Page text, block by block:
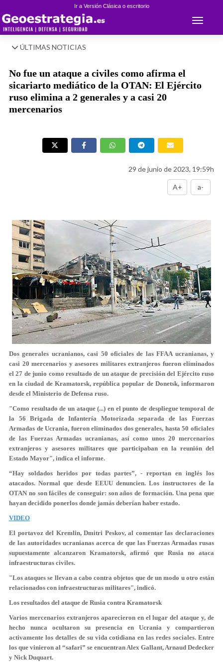
Ir a Versión Clásica o escritorio
Toggle
ÚLTIMAS NOTICIAS
No fue un ataque a civiles como afirma el
sicariarto mediático de la OTAN: El Ejército
ruso elimina a 2 generales y a casi 20
mercenarios
29 de junio de 2023, 19:59h
A+ a-
Dos generales ucranianos, casi 50 oficiales de las FFAA ucranianas, y
casi 20 mercenarios y asesores militares extranjeros fueron eliminados
el 27 de junio como resultado de un ataque de precisión del Ejército ruso
en la ciudad de Kramatorsk, república popular de Donetsk, informaron
desde el Ministerio de Defensa ruso.
"Como resultado de un ataque (...) en el punto de despliegue temporal de
la 56 Brigada de Infantería Motorizada separada de las Fuerzas
Armadas de Ucrania, fueron eliminados dos generales, hasta 50 oficiales
de las Fuerzas Armadas ucranianas, así como unos 20 mercenarios
extranjeros y asesores militares que participaban en la reunión del
Estado Mayor", indica el informe.
“Hay soldados heridos por todas partes”, - reportan en inglés los
atacados. Normal que desde EEUU denuncien. Los instructores de la
OTAN no son fáciles de conseguir: son años de formación. Una pena que
hayan decidido ponerlos donde jamás deberían haber estado.
VIDEO
El portavoz del Kremlin, Dmitri Peskov, al comentar las declaraciones
de las autoridades ucranianas acerca de que las Fuerzas Armadas rusas
supuestamente alcanzaron Kramatorsk, afirmó que Rusia no ataca
infraestructuras civiles.
"Los ataques se llevan a cabo contra objetos que de un modo u otro están
relacionados con infraestructuras militares", indicó.
Los resultados del ataque de Rusia contra Kramatorsk
Varios mercenarios extranjeros aparecieron en el lugar del ataque y, de
hecho nunca ocultaron su presencia en Ucrania y compartieron
activamente los detalles de su vida cotidiana en las redes sociales. Entre
los que vinieron al “safari” se encuentran Alex Gallant, Arnaud Dedecker
y Nick Duquart.